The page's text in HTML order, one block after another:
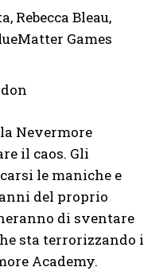
Rebecca Bleau,
Games
Nevermore
il caos. Gli
le maniche e
del proprio
di sventare
sta terrorizzando i
Academy.